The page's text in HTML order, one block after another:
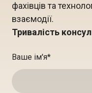
фахівців та
взаємодії.
Тривалість
Ваше ім'я*